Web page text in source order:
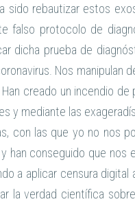
sido rebautizar estos
falso protocolo de
dicha prueba de
Nos manipulan
creado un incendio
y mediante las
con las que yo no nos
han conseguido que
a aplicar censura
la verdad científica